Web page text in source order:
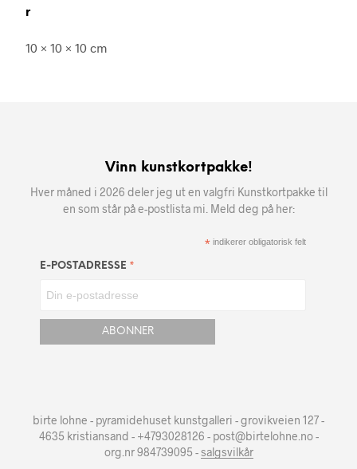
r
10 × 10 × 10 cm
Vinn kunstkortpakke!
Hver måned i 2026 deler jeg ut en valgfri Kunstkortpakke til
en som står på e-postlista mi. Meld deg på her:
* indikerer obligatorisk felt
E-POSTADRESSE *
birte lohne - pyramidehuset kunstgalleri - grovikveien 127 -
4635 kristiansand - +4793028126 - post@birtelohne.no -
org.nr 984739095 -salgsvilkår